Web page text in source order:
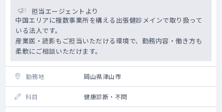
▼関連会社での業務：月1回の巡視、安全衛生
会議、講話（事業所内で送迎あり）
担当エージェントより
中国エリアに複数事業所を構える出張健診メインで取り扱って
いる法人です。
産業医・読影もご担当いただける環境で、勤務内容・働き方も
柔軟にご相談いただけます。
勤務地 岡山県津山市
科目 健康診断・不問